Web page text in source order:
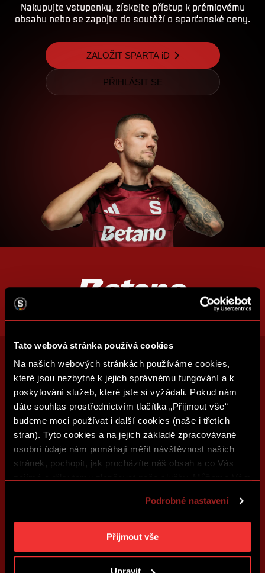
Tato webová stránka používá cookies
Na našich webových stránkách používáme cookies,
které jsou nezbytné k jejich správnému fungování a k
poskytování služeb, které jste si vyžádali. Pokud nám
dáte souhlas prostřednictvím tlačítka „Přijmout vše“
budeme moci používat i další cookies (naše i třetích
stran). Tyto cookies a na jejich základě zpracovávané
osobní údaje nám pomáhají měřit návštěvnost našich
stránek, pochopit, jak procházíte náš obsah a co Vás
reklamu na základě Vašich preferencí. Jednotlivé
cookies a účely zpracování si můžete nastavit v
„Podrobném nastavení“. Nastavení cookies si můžete
kdykoliv změnit. Jak takovou úpravu provést a další
Podrobné nastavení
Přijmout vše
Nakupujte vstupenky, získejte přístup k prémiovému
obsahu nebo se zapojte do soutěží o sparťanské ceny.
ZALOŽIT SPARTA iD
PŘIHLÁSIT SE